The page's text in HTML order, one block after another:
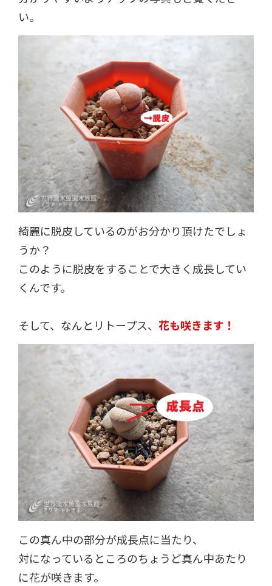
い。
綺麗に脱皮しているのがお分かり頂けたでしょ
うか？
このように脱皮をすることで大きく成長してい
くんです。
そして、なんとリトープス、 花も咲きます！
この真ん中の部分が成長点に当たり、
対になっているところのちょうど真ん中あたり
に花が咲きます。